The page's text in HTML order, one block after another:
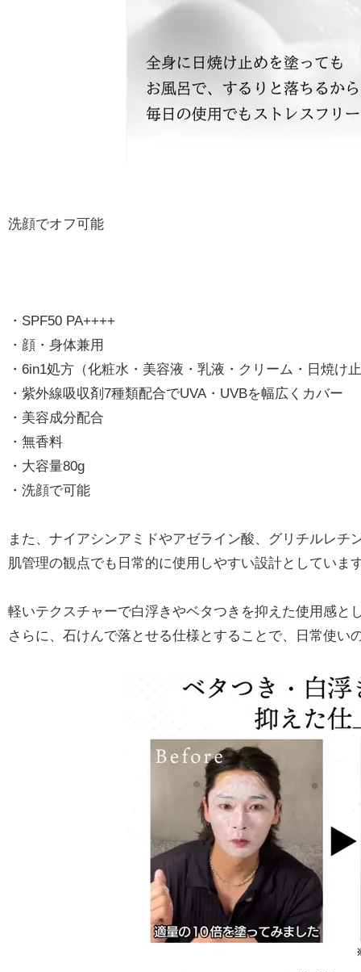
洗顔でオフ可能
・SPF50 PA++++
・顔・身体兼用
・6in1処方（化粧水・美容液・乳液・クリーム・日焼け
・紫外線吸収剤7種類配合でUVA・UVBを幅広くカバー
・美容成分配合
・無香料
・大容量80g
・洗顔で可能
また、ナイアシンアミドやアゼライン酸、グリチルレ
肌管理の観点でも日常的に使用しやすい設計としていま
軽いテクスチャーで白浮きやベタつきを抑えた使用感と
さらに、石けんで落とせる仕様とすることで、日常使い